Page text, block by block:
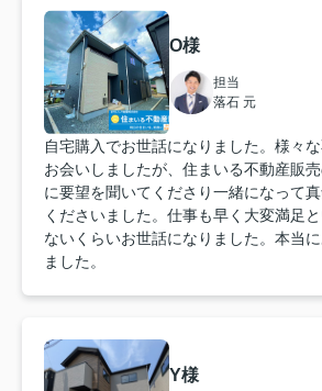
O様
担当
落石 元
自宅購入でお世話になりました。様々
お会いしましたが、住まいる不動産販
に要望を聞いてくださり一緒になって
くださいました。仕事も早く大変満足
ないくらいお世話になりました。本当
ました。
Y様